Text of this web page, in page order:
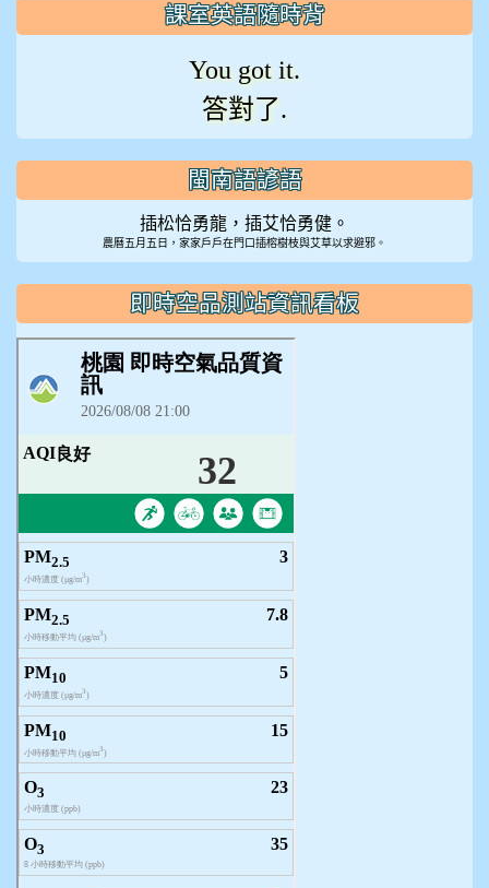
課室英語隨時背
You got it.
答對了.
閩南語諺語
插松恰勇龍，插艾恰勇健。
農曆五月五日，家家戶戶在門口插榕樹枝與艾草以求避邪。
即時空品測站資訊看板